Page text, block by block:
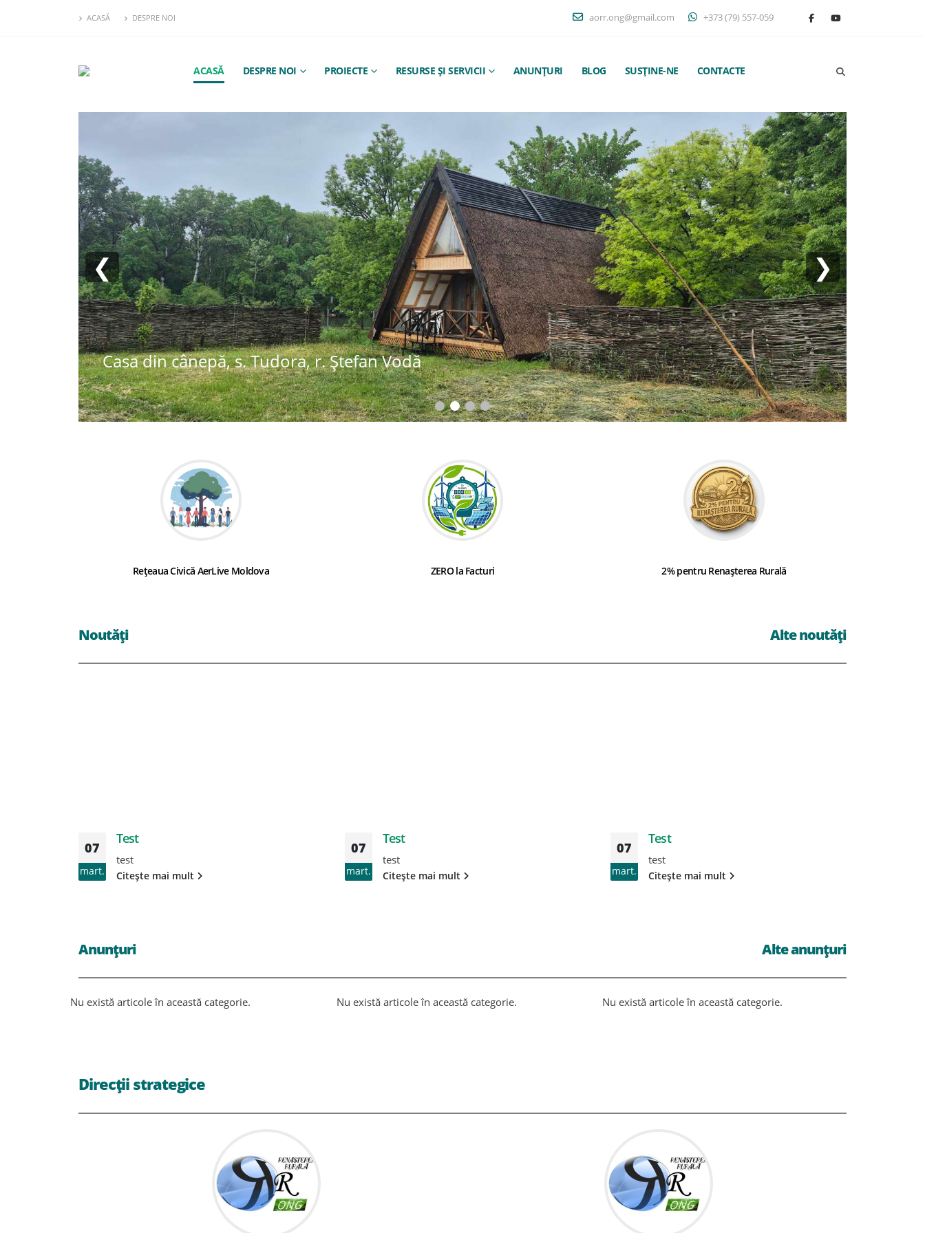
ACASĂ DESPRE NOI aorr.ong@gmail.com +373 (79) 557-059
ACASĂ DESPRE NOI PROIECTE RESURSE ȘI SERVICII ANUNȚURI BLOG SUSȚINE-NE CONTACTE
Casa din cânepă, s. Tudora, r. Ștefan Vodă
❮ ❯
Rețeaua Civică AerLive Moldova ZERO la Facturi 2% pentru Renașterea Rurală
Noutăți Alte noutăți
07
mart.
Test
test
Citește mai mult
07
mart.
Test
test
Citește mai mult
07
mart.
Test
test
Citește mai mult
Anunțuri Alte anunțuri
Nu există articole în această categorie. Nu există articole în această categorie. Nu există articole în această categorie.
Direcții strategice